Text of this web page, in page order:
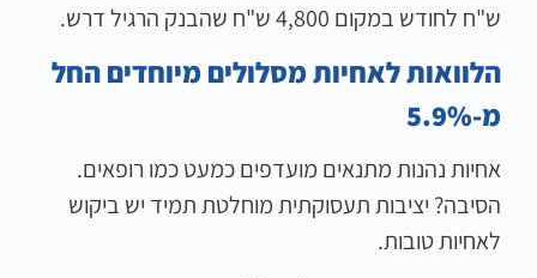
ש"ח לחודש במקום 4,800 ש"ח שהבנק הרגיל דרש.
הלוואות לאחיות מסלולים מיוחדים החל
מ-5.9%
אחיות נהנות מתנאים מועדפים כמעט כמו רופאים.
הסיבה? יציבות תעסוקתית מוחלטת תמיד יש ביקוש
לאחיות טובות.